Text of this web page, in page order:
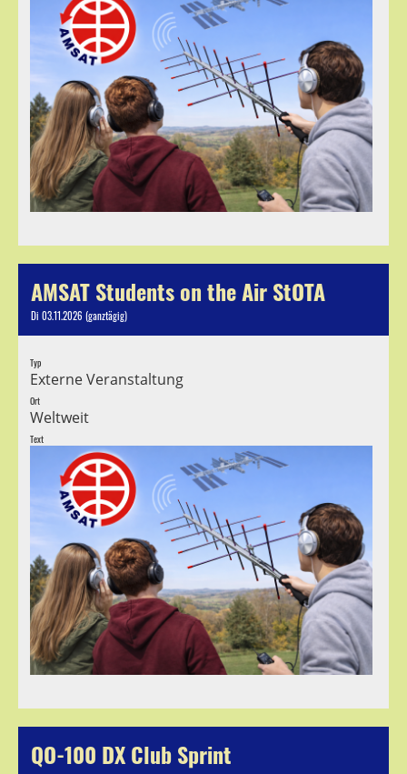
AMSAT Students on the Air StOTA
Di 03.11.2026 (ganztägig)
Typ
Externe Veranstaltung
Ort
Weltweit
Text
QO-100 DX Club Sprint